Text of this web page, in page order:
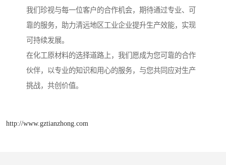
我们珍视与每一位客户的合作机会，期待通过专业、可
靠的服务，助力清远地区工业企业提升生产效能，实现
可持续发展。
在化工原材料的选择道路上，我们愿成为您可靠的合作
伙伴，以专业的知识和用心的服务，与您共同应对生产
挑战，共创价值。
http://www.gztianzhong.com